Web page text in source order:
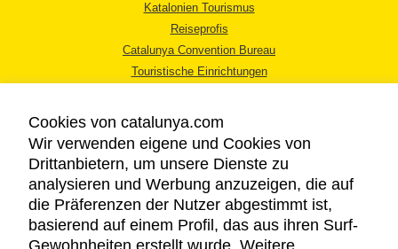
Katalonien Tourismus
Reiseprofis
Catalunya Convention Bureau
Touristische Einrichtungen
RECHTLICHER HINWEIS
DATENSCHUTZICHTLINIE
Cookies von catalunya.com
Wir verwenden eigene und Cookies von
Drittanbietern, um unsere Dienste zu
analysieren und Werbung anzuzeigen, die auf
die Präferenzen der Nutzer abgestimmt ist,
basierend auf einem Profil, das aus ihren Surf-
Gewohnheiten erstellt wurde. Weitere